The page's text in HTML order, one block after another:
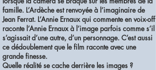
famille. L’Ardèche est renvoyée à l’imaginaire de
Jean Ferrat. L’Annie Ernaux qui commente en voix-off
raconte l’Annie Ernaux à l’image parfois comme s’il
s’agissait d’une autre, d’un personnage. C’est aussi
ce dédoublement que le film raconte avec une
grande finesse.
Quelle réalité se cache derrière les images ?